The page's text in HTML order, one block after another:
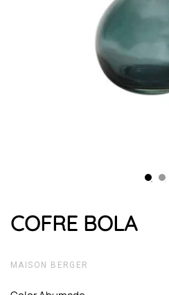
COFRE BOLA
MAISON BERGER